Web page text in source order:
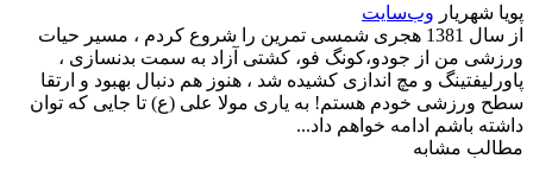
پویا شهریار وب‌سایت
از سال 1381 هجری شمسی تمرین را شروع کردم ، مسیر حیات
ورزشی من از جودو،کونگ فو، کشتی آزاد به سمت بدنسازی ،
پاورلیفتینگ و مچ اندازی کشیده شد ، هنوز هم دنبال بهبود و ارتقا
سطح ورزشی خودم هستم! به یاری مولا علی (ع) تا جایی که توان
داشته باشم ادامه خواهم داد...
مطالب مشابه